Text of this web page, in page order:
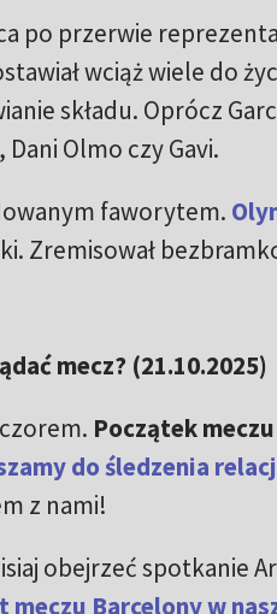
po przerwie
wciąż wiele do
składu. Oprócz
Olmo czy Gavi.
faworytem.
Zremisował
mecz? (21.10.2025)
Początek
do śledzenia
z nami!
obejrzeć spotkanie
Barcelony w